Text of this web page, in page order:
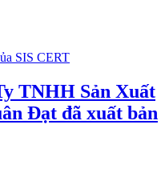
SIS CERT
TNHH Sản Xuất
Đạt đã xuất bản